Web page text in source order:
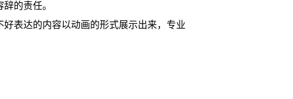
的责任。
表达的内容以动画的形式展示出来，专业